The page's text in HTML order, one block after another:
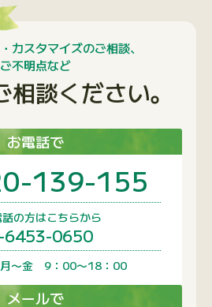
カスタマイズのご相談、
ご不明点など
談ください。
お電話で
139-155
の方はこちらから
6453-0650
月〜金 9：00〜18：00
メールで